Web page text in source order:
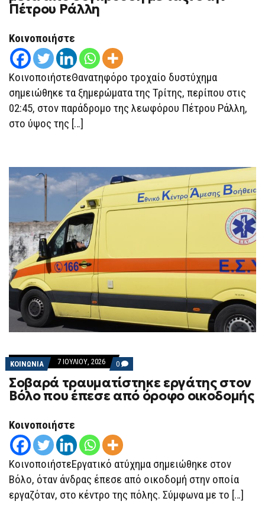
ΡΆΛΛΗ
Πέτρου Ράλλη
Κοινοποιήστε
ΚοινοποιήστεΘανατηφόρο τροχαίο δυστύχημα
σημειώθηκε τα ξημερώματα της Τρίτης, περίπου στις
02:45, στον παράδρομο της λεωφόρου Πέτρου Ράλλη,
στο ύψος της […]
ΚΟΙΝΩΝΙΑ 7 ΙΟΥΛΊΟΥ, 2026 0 COMMENTS
ON
ΣΟΒΑΡΆ
ΤΡΑΥΜΑΤΊΣΤΗΚΕ
ΕΡΓΆΤΗΣ
ΑΠΌ
ΌΡΟΦΟ
ΟΙΚΟΔΟΜΉΣ
Σοβαρά τραυματίστηκε εργάτης στον
Βόλο που έπεσε από όροφο οικοδομής
Κοινοποιήστε
ΚοινοποιήστεΕργατικό ατύχημα σημειώθηκε στον
Βόλο, όταν άνδρας έπεσε από οικοδομή στην οποία
εργαζόταν, στο κέντρο της πόλης. Σύμφωνα με το […]